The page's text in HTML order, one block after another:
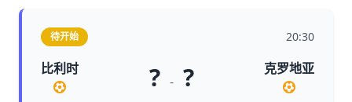
待开始 20:30
比利时 ? - ? 克罗地亚